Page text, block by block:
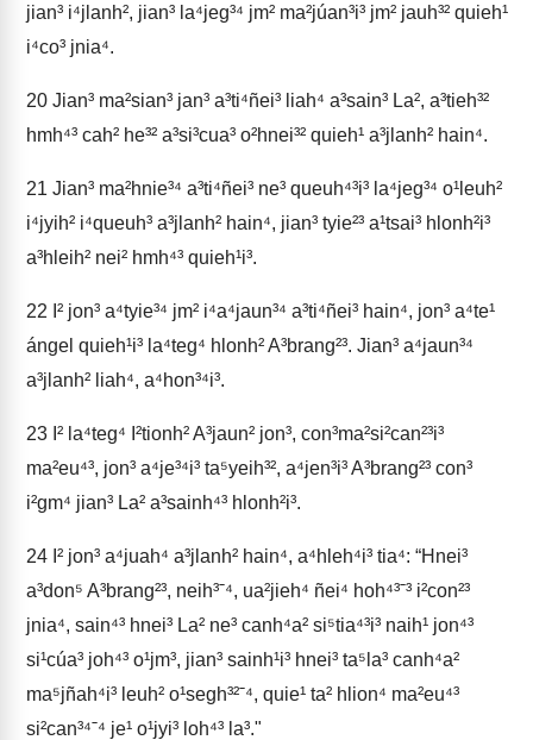
jian³ i⁴jlanh², jian³ la⁴jeg³⁴ jm² ma²júan³i³ jm² jauh³² quieh¹
i⁴co³ jnia⁴.
20 Jian³ ma²sian³ jan³ a³ti⁴ñei³ liah⁴ a³sain³ La², a³tieh³²
hmh⁴³ cah² he³² a³si³cua³ o²hnei³² quieh¹ a³jlanh² hain⁴.
21 Jian³ ma²hnie³⁴ a³ti⁴ñei³ ne³ queuh⁴³i³ la⁴jeg³⁴ o¹leuh²
i⁴jyih² i⁴queuh³ a³jlanh² hain⁴, jian³ tyie²³ a¹tsai³ hlonh²i³
a³hleih² nei² hmh⁴³ quieh¹i³.
22 I² jon³ a⁴tyie³⁴ jm² i⁴a⁴jaun³⁴ a³ti⁴ñei³ hain⁴, jon³ a⁴te¹
ángel quieh¹i³ la⁴teg⁴ hlonh² A³brang²³. Jian³ a⁴jaun³⁴
a³jlanh² liah⁴, a⁴hon³⁴i³.
23 I² la⁴teg⁴ I²tionh² A³jaun² jon³, con³ma²si²can²³i³
ma²eu⁴³, jon³ a⁴je³⁴i³ ta⁵yeih³², a⁴jen³i³ A³brang²³ con³
i²gm⁴ jian³ La² a³sainh⁴³ hlonh²i³.
24 I² jon³ a⁴juah⁴ a³jlanh² hain⁴, a⁴hleh⁴i³ tia⁴: “Hnei³
a³don⁵ A³brang²³, neih³ˉ⁴, ua²jieh⁴ ñei⁴ hoh⁴³ˉ³ i²con²³
jnia⁴, sain⁴³ hnei³ La² ne³ canh⁴a² si⁵tia⁴³i³ naih¹ jon⁴³
si¹cúa³ joh⁴³ o¹jm³, jian³ sainh¹i³ hnei³ ta⁵la³ canh⁴a²
ma⁵jñah⁴i³ leuh² o¹segh³²ˉ⁴, quie¹ ta² hlion⁴ ma²eu⁴³
si²can³⁴ˉ⁴ je¹ o¹jyi³ loh⁴³ la³."